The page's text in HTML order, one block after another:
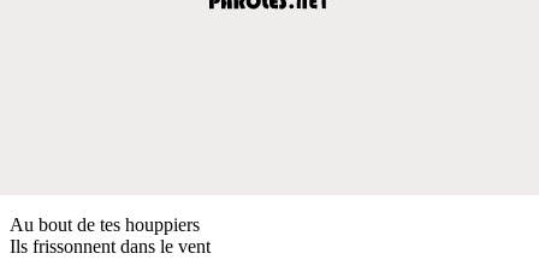
Au bout de tes houppiers
Ils frissonnent dans le vent